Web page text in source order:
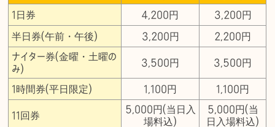
1日券 4,200円 3,200円
半日券(午前・午後) 3,200円 2,200円
ナイター券(金曜・土曜の
み)
3,500円 3,500円
1時間券(平日限定) 1,100円 1,100円
11回券
5,000円(当日入
場料込)
5,000円(当
日入場料込)